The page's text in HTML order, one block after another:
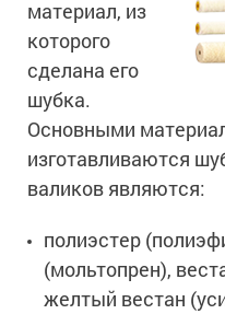
материал, из
которого
сделана его
шубка.
Основными
изготавливаются
валиков являются:
полиэстер
(мольтопрен),
желтый вестан